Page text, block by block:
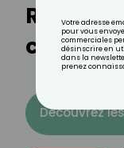
Recette
Découvrez
Votre adresse
pour vous
commerciales
désinscrire en
dans la
prenez